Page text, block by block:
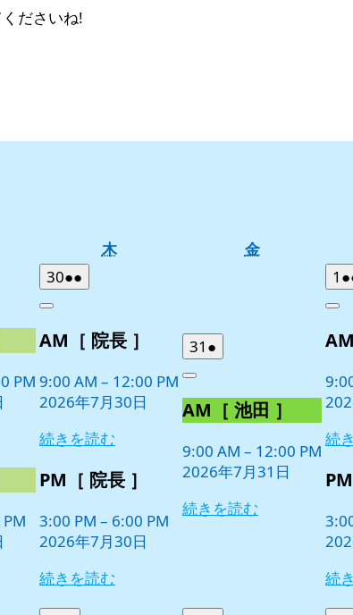
ださいね!
木木
金金
PM
302026
年
月
日
●●
件
イ
ン
ト)
Close
AM［ 院長 ］
9:00 AM – 12:00 PM
2026年7月30日
続きを読む
PM［ 院長 ］
3:00 PM – 6:00 PM
2026年7月30日
続きを読む
31 2026
年
月
31
日
●
件
イ
ン
ト)
Close
AM［ 池田 ］
9:00 AM – 12:00 PM
2026年7月31日
続きを読む
1
月
続
続